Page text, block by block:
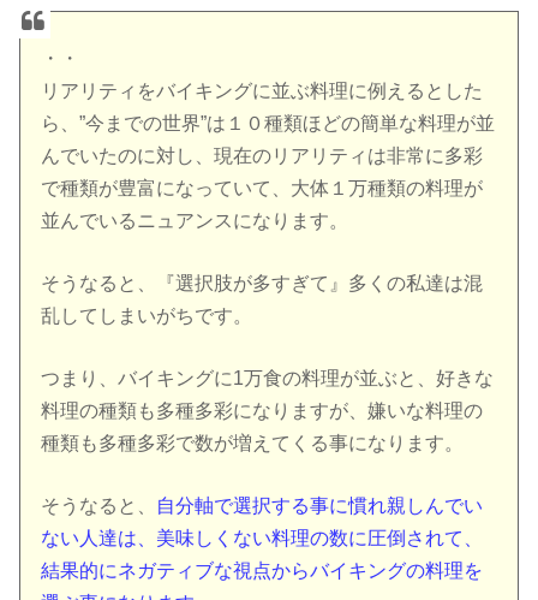
・・
リアリティをバイキングに並ぶ料理に例えるとした
ら、”今までの世界”は１０種類ほどの簡単な料理が並
んでいたのに対し、現在のリアリティは非常に多彩
で種類が豊富になっていて、大体１万種類の料理が
並んでいるニュアンスになります。
そうなると、『選択肢が多すぎて』多くの私達は混
乱してしまいがちです。
つまり、バイキングに1万食の料理が並ぶと、好きな
料理の種類も多種多彩になりますが、嫌いな料理の
種類も多種多彩で数が増えてくる事になります。
そうなると、
自分軸で選択する事に慣れ親しんでい
ない人達は、美味しくない料理の数に圧倒されて、
結果的にネガティブな視点からバイキングの料理を